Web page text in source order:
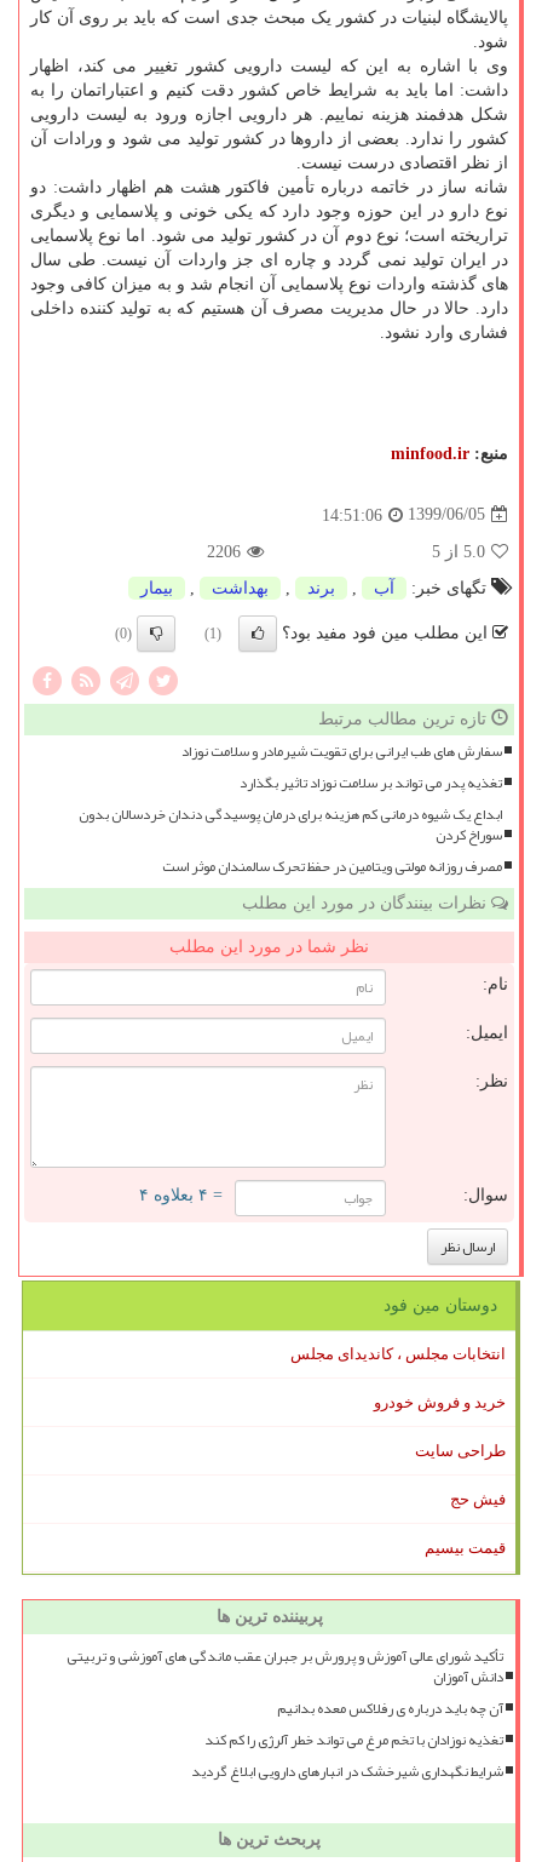
پالایشگاه لبنیات در کشور یک مبحث جدی است که باید بر روی آن کار
شود.
وی با اشاره به این که لیست دارویی کشور تغییر می کند، اظهار
داشت: اما باید به شرایط خاص کشور دقت کنیم و اعتباراتمان را به
شکل هدفمند هزینه نماییم. هر دارویی اجازه ورود به لیست دارویی
کشور را ندارد. بعضی از داروها در کشور تولید می شود و ورادات آن
از نظر اقتصادی درست نیست.
شانه ساز در خاتمه درباره تأمین فاکتور هشت هم اظهار داشت: دو
نوع دارو در این حوزه وجود دارد که یکی خونی و پلاسمایی و دیگری
تراریخته است؛ نوع دوم آن در کشور تولید می شود. اما نوع پلاسمایی
در ایران تولید نمی گردد و چاره ای جز واردات آن نیست. طی سال
های گذشته واردات نوع پلاسمایی آن انجام شد و به میزان کافی وجود
دارد. حالا در حال مدیریت مصرف آن هستیم که به تولید کننده داخلی
فشاری وارد نشود.
منبع: minfood.ir
1399/06/05
14:51:06
5.0 از 5
2206
تگهای خبر:
آب برند بهداشت بیمار
این مطلب مین فود مفید بود؟ (1)
(0)
تازه ترین مطالب مرتبط
سفارش های طب ایرانی برای تقویت شیرمادر و سلامت نوزاد
تغذیه پدر می تواند بر سلامت نوزاد تاثیر بگذارد
ابداع یک شیوه درمانی کم هزینه برای درمان پوسیدگی دندان خردسالان بدون
سوراخ کردن
مصرف روزانه مولتی ویتامین در حفظ تحرک سالمندان موثر است
نظرات بینندگان در مورد این مطلب
نظر شما در مورد این مطلب
نام:
ایمیل:
نظر:
سوال: = ۴ بعلاوه ۴
دوستان مین فود
انتخابات مجلس ، کاندیدای مجلس
خرید و فروش خودرو
طراحی سایت
فیش حج
قیمت بیسیم
پربیننده ترین ها
تأکید شورای عالی آموزش و پرورش بر جبران عقب ماندگی های آموزشی و تربیتی
دانش آموزان
آن چه باید درباره ی رفلاکس معده بدانیم
تغذیه نوزادان با تخم مرغ می تواند خطر آلرژی را کم کند
شرایط نگهداری شیرخشک در انبارهای دارویی ابلاغ گردید
پربحث ترین ها